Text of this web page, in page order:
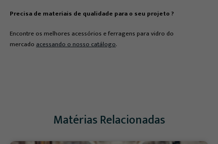
Precisa de materiais de qualidade para o seu projeto ?
Encontre os melhores acessórios e ferragens para vidro do
mercadoacessando o nosso catálogo.
Matérias Relacionadas